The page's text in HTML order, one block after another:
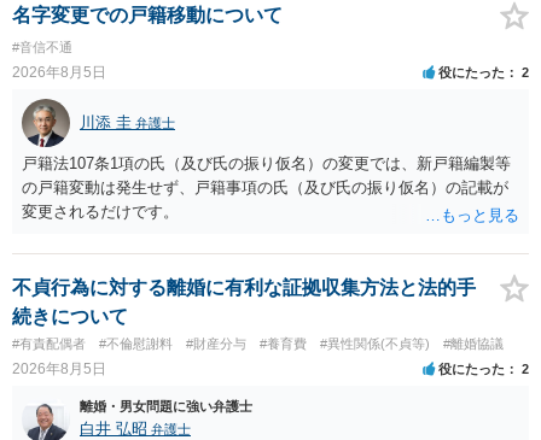
は、結局所轄だと思われますので、やはり結論は変わらないかもしれ
ないです。 一度、最寄りの「刑事に強い」とうたっている弁護士に相
談してみてはいかがでしょうか。 以上、ご参考まで。
名字変更での戸籍移動について
#音信不通
2026年8月5日 役にたった 2
川添 圭 弁護士
戸籍法107条1項の氏（及び氏の振り仮名）の変更では、新戸籍編製等
の戸籍変動は発生せず、戸籍事項の氏（及び氏の振り仮名）の記載が
変更されるだけです。
不貞行為に対する離婚に有利な証拠収集方法と法的手
続きについて
#有責配偶者 #不倫慰謝料 #財産分与 #養育費 #異性関係(不貞等) #離婚協議
2026年8月5日 役にたった 2
離婚・男女問題に強い弁護士
白井 弘昭 弁護士